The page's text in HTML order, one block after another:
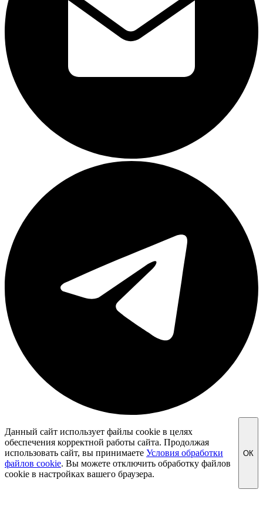
Данный сайт использует файлы cookie в целях
обеспечения корректной работы сайта. Продолжая
использовать сайт, вы принимаете Условия обработки
файлов cookie. Вы можете отключить обработку файлов
cookie в настройках вашего браузера.
ОК